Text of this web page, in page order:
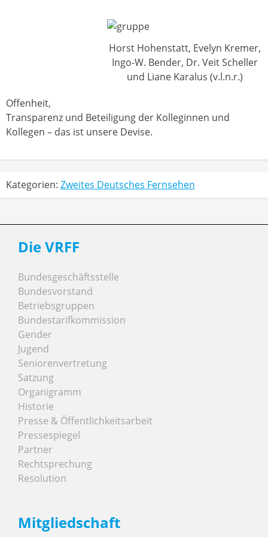
Horst Hohenstatt, Evelyn Kremer,
Ingo-W. Bender, Dr. Veit Scheller
und Liane Karalus (v.l.n.r.)
Offenheit,
Transparenz und Beteiligung der Kolleginnen und
Kollegen – das ist unsere Devise.
Kategorien: Zweites Deutsches Fernsehen
Die VRFF
Bundesgeschäftsstelle
Bundesvorstand
Betriebsgruppen
Bundestarifkommission
Gender
Jugend
Seniorenvertretung
Satzung
Organigramm
Historie
Presse & Öffentlichkeitsarbeit
Pressespiegel
Partner
Rechtsprechung
Resolution
Mitgliedschaft